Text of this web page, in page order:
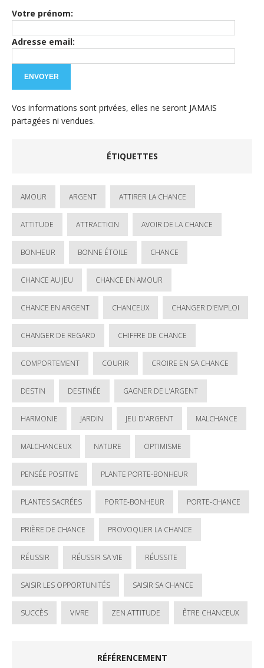
Votre prénom:
Adresse email:
Vos informations sont privées, elles ne seront JAMAIS
partagées ni vendues.
ÉTIQUETTES
AMOUR ARGENT ATTIRER LA CHANCE
ATTITUDE ATTRACTION AVOIR DE LA CHANCE
BONHEUR BONNE ÉTOILE CHANCE
CHANCE AU JEU CHANCE EN AMOUR
CHANCE EN ARGENT CHANCEUX CHANGER D'EMPLOI
CHANGER DE REGARD CHIFFRE DE CHANCE
COMPORTEMENT COURIR CROIRE EN SA CHANCE
DESTIN DESTINÉE GAGNER DE L'ARGENT
HARMONIE JARDIN JEU D'ARGENT MALCHANCE
MALCHANCEUX NATURE OPTIMISME
PENSÉE POSITIVE PLANTE PORTE-BONHEUR
PLANTES SACRÉES PORTE-BONHEUR PORTE-CHANCE
PRIÈRE DE CHANCE PROVOQUER LA CHANCE
RÉUSSIR RÉUSSIR SA VIE RÉUSSITE
SAISIR LES OPPORTUNITÉS SAISIR SA CHANCE
SUCCÈS VIVRE ZEN ATTITUDE ÊTRE CHANCEUX
RÉFÉRENCEMENT